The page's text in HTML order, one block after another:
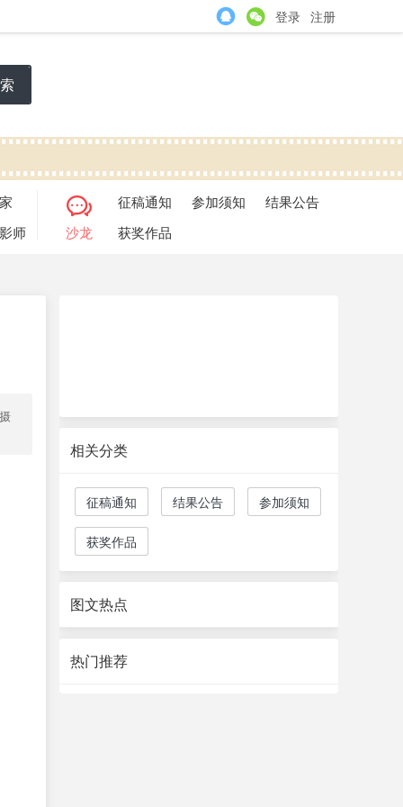
登录 注册
师
沙龙
征稿通知 参加须知
结果公告
获奖作品
相关分类
征稿通知 结果公告 参加须知
获奖作品
图文热点
热门推荐